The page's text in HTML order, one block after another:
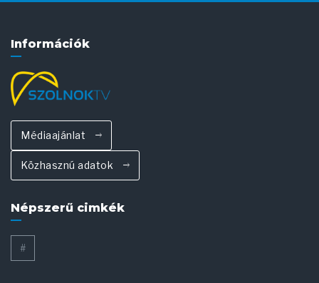
Információk
Médiaajánlat
Közhasznú adatok
Népszerű cimkék
#